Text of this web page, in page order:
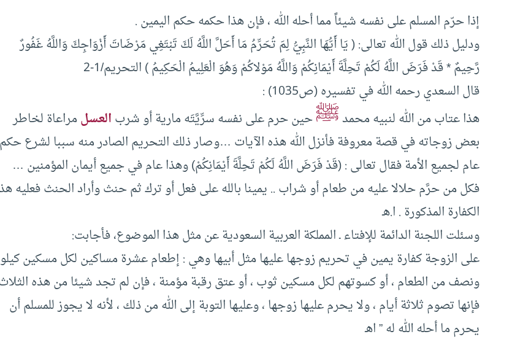
إذا حرّم المسلم على نفسه شيئاً مما أحله الله ، فإن هذا حكمه حكم اليمين .
ودليل ذلك قول الله تعالى: ( يَا أَيُّهَا النَّبِيُّ لِمَ تُحَرِّمُ مَا أَحَلَّ اللَّهُ لَكَ تَبْتَغِي مَرْضَاتَ أَزْوَاجِكَ وَاللَّهُ غَفُورٌ
رَّحِيمٌ * قَدْ فَرَضَ اللَّهُ لَكُمْ تَحِلَّةَ أَيْمَانِكُمْ وَاللَّهُ مَوْلاكُمْ وَهُوَ الْعَلِيمُ الْحَكِيمُ ) التحريم/1-2
قال السعدي رحمه الله في تفسيره (ص1035) :
هذا عتاب من الله لنبيه محمدﷺحين حرم على نفسه سرِّيَّتَه مارية أو شربالعسلمراعاة لخاطر
بعض زوجاته في قصة معروفة فأنزل الله هذه الآيات …وصار ذلك التحريم الصادر منه سببا لشرع حكم
عام لجميع الأمة فقال تعالى : (قَدْ فَرَضَ اللَّهُ لَكُمْ تَحِلَّةَ أَيْمَانِكُمْ) وهذا عام في جميع أيمان المؤمنين …
فكل من حرَّم حلالا عليه من طعام أو شراب .. يمينا بالله على فعل أو ترك ثم حنث وأراد الحنث فعليه
الكفارة المذكورة . ا.هـ
وسئلت اللجنة الدائمة للإفتاء ـ المملكة العربية السعودية عن مثل هذا الموضوع، فأجابت:
على الزوجة كفارة يمين في تحريم زوجها عليها مثل أبيها وهي : إطعام عشرة مساكين لكل مسكين كيلو
ونصف من الطعام ، أو كسوتهم لكل مسكين ثوب ، أو عتق رقبة مؤمنة ، فإن لم تجد شيئا من هذه
فإنها تصوم ثلاثة أيام ، ولا يحرم عليها زوجها ، وعليها التوبة إلى الله من ذلك ، لأنه لا يجوز للمسلم أن
يحرم ما أحله الله له ” اهـ